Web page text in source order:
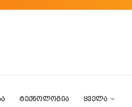
ᲢᲔᲥᲜᲝᲚᲝᲒᲘᲐ ᲧᲕᲔᲚᲐ